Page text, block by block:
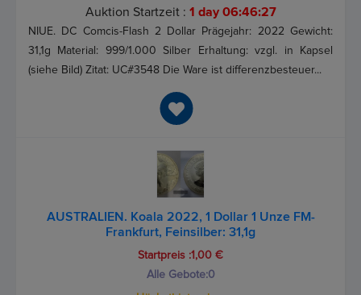
Auktion Startzeit : 1 day 06:46:26
NIUE. DC Comcis-Flash 2 Dollar Prägejahr: 2022 Gewicht:
31,1g Material: 999/1.000 Silber Erhaltung: vzgl. in Kapsel
(siehe Bild) Zitat: UC#3548 Die Ware ist differenzbesteuer...
AUSTRALIEN. Koala 2022, 1 Dollar 1 Unze FM-
Frankfurt, Feinsilber: 31,1g
Startpreis :1,00 €
Alle Gebote:0